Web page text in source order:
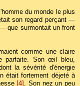
du monde le plus
son regard perçant —
que surmontait un front
comme une claire
parfaite. Son œil bleu,
la sévérité d'énergie
était fortement déjeté à
[4] . Son nez un peu